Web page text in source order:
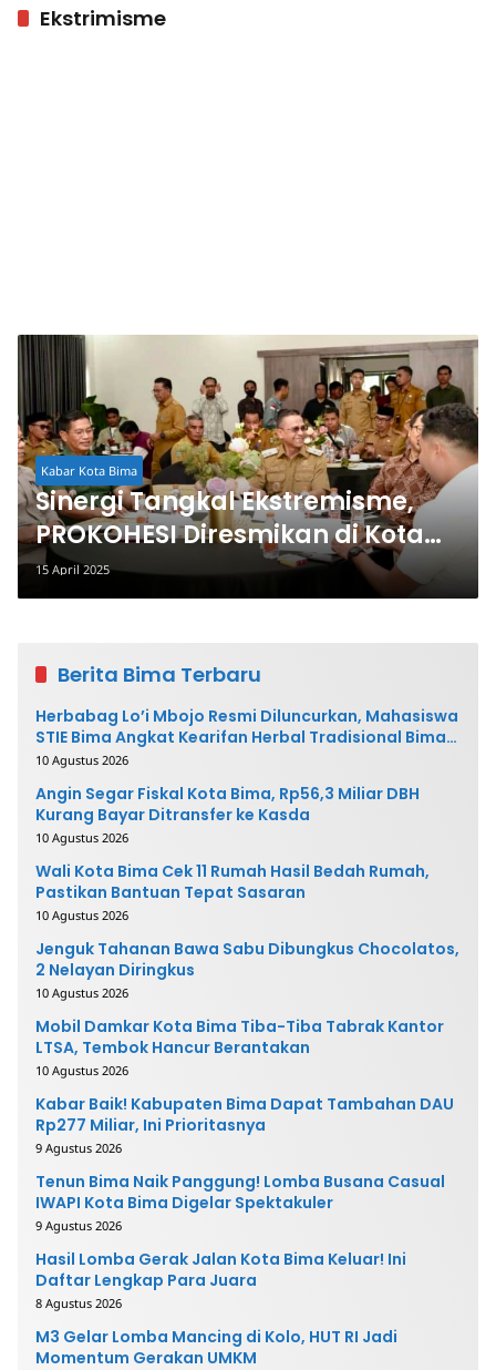
Ekstrimisme
Kabar Kota Bima
Sinergi Tangkal Ekstremisme,
PROKOHESI Diresmikan di Kota
Bima
15 April 2025
Berita Bima Terbaru
Herbabag Lo’i Mbojo Resmi Diluncurkan, Mahasiswa
STIE Bima Angkat Kearifan Herbal Tradisional Bima
ke Pasar Modern
10 Agustus 2026
Angin Segar Fiskal Kota Bima, Rp56,3 Miliar DBH
Kurang Bayar Ditransfer ke Kasda
10 Agustus 2026
Wali Kota Bima Cek 11 Rumah Hasil Bedah Rumah,
Pastikan Bantuan Tepat Sasaran
10 Agustus 2026
Jenguk Tahanan Bawa Sabu Dibungkus Chocolatos,
2 Nelayan Diringkus
10 Agustus 2026
Mobil Damkar Kota Bima Tiba-Tiba Tabrak Kantor
LTSA, Tembok Hancur Berantakan
10 Agustus 2026
Kabar Baik! Kabupaten Bima Dapat Tambahan DAU
Rp277 Miliar, Ini Prioritasnya
9 Agustus 2026
Tenun Bima Naik Panggung! Lomba Busana Casual
IWAPI Kota Bima Digelar Spektakuler
9 Agustus 2026
Hasil Lomba Gerak Jalan Kota Bima Keluar! Ini
Daftar Lengkap Para Juara
8 Agustus 2026
M3 Gelar Lomba Mancing di Kolo, HUT RI Jadi
Momentum Gerakan UMKM